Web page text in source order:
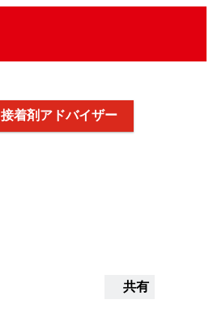
接着剤アドバイザー
共有